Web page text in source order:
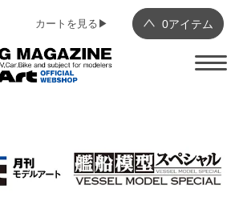
0アイテム
カートを見る▶︎